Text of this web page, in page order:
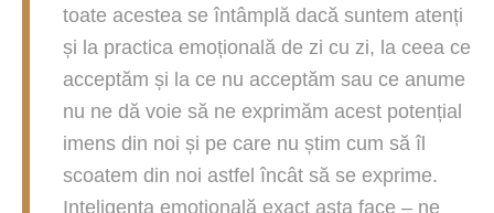
toate acestea se întâmplă dacă suntem atenți
și la practica emoțională de zi cu zi, la ceea ce
acceptăm și la ce nu acceptăm sau ce anume
nu ne dă voie să ne exprimăm acest potențial
imens din noi și pe care nu știm cum să îl
scoatem din noi astfel încât să se exprime.
Inteligența emoțională exact asta face – ne